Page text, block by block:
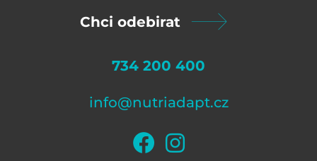
Chci odebirat
734 200 400
info@nutriadapt.cz